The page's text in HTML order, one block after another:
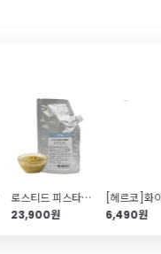
로스티드 피스타치오 크런치 필링(30%함유\/300g\/스프레드)
23,900원
6,490원